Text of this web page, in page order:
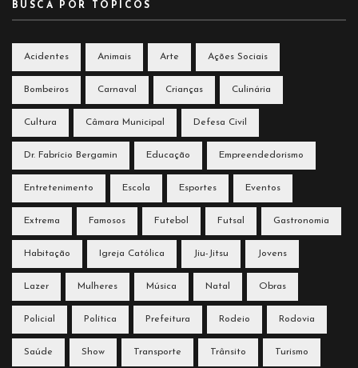
BUSCA POR TÓPICOS
Acidentes Animais Arte Ações Sociais
Bombeiros Carnaval Crianças Culinária
Cultura Câmara Municipal Defesa Civil
Dr. Fabrício Bergamin Educação Empreendedorismo
Entretenimento Escola Esportes Eventos
Extrema Famosos Futebol Futsal Gastronomia
Habitação Igreja Católica Jiu-Jitsu Jovens
Lazer Mulheres Música Natal Obras
Policial Política Prefeitura Rodeio Rodovia
Saúde Show Transporte Trânsito Turismo